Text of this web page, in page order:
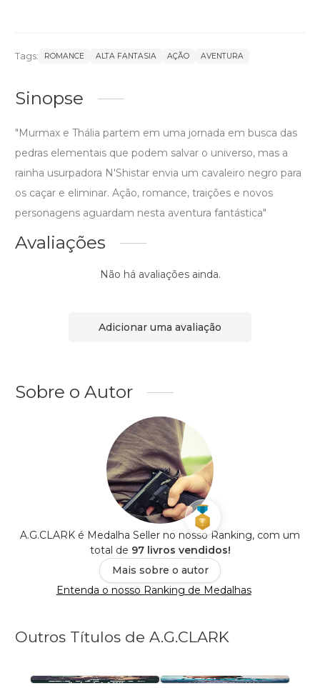
Tags: ROMANCE ALTA FANTASIA AÇÃO AVENTURA
Sinopse
"Murmax e Thália partem em uma jornada em busca das
pedras elementais que podem salvar o universo, mas a
rainha usurpadora N'Shistar envia um cavaleiro negro para
os caçar e eliminar. Ação, romance, traições e novos
personagens aguardam nesta aventura fantástica"
Avaliações
Não há avaliações ainda.
Adicionar uma avaliação
Sobre o Autor
A.G.CLARK é Medalha Seller no nosso Ranking, com um
total de 97 livros vendidos!
Mais sobre o autor
Entenda o nosso Ranking de Medalhas
Outros Títulos de A.G.CLARK